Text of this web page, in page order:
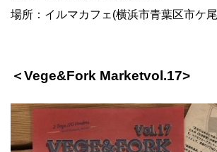
場所：イルマカフェ(横浜市青葉区市ケ
＜Vege&Fork Marketvol.17>